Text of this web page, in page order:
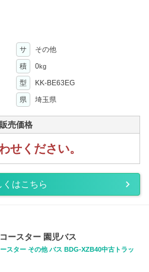
サ
その他
積 0kg
型
KK-BE63EG
県 埼玉県
販売価格
せください。
くはこちら
ースター 園児バス
ースター その他 バス BDG-XZB40中古トラッ